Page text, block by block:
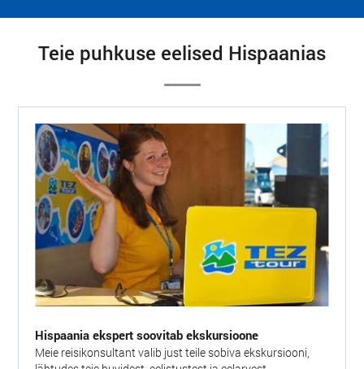
Teie puhkuse eelised Hispaanias
Hispaania ekspert soovitab ekskursioone
Meie reisikonsultant valib just teile sobiva ekskursiooni,